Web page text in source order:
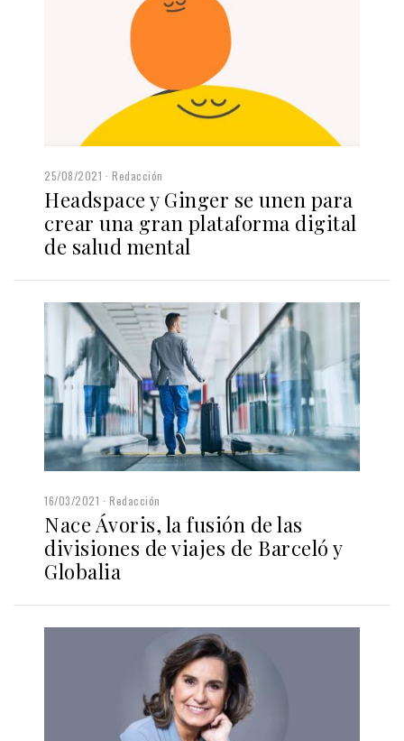
25/08/2021 Redacción
Headspace y Ginger se unen para
crear una gran plataforma digital
de salud mental
16/03/2021 Redacción
Nace Ávoris, la fusión de las
divisiones de viajes de Barceló y
Globalia